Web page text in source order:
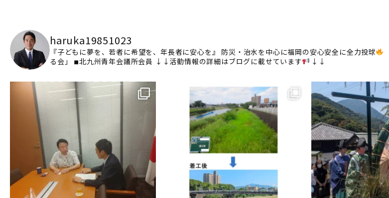
haruka19851023
『子どもに夢を、若者に希望を、年長者に安心を』 防災・治水を中心に福岡の安心安全に全力投球
る会」
◾︎北九州青年会議所会員 ↓↓活動情報の詳細はブログに載せています ↓↓